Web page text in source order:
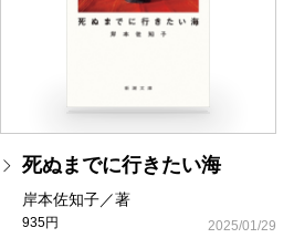
死ぬまでに行きたい海
岸本佐知子／著
935円
2025/01/29